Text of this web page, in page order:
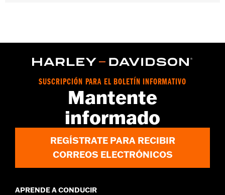
d.com/warrantypara más información
SUSCRIPCIÓN PARA EL BOLETÍN INFORMATIVO
Mantente
informado
REGÍSTRATE PARA RECIBIR
CORREOS ELECTRÓNICOS
APRENDE A CONDUCIR